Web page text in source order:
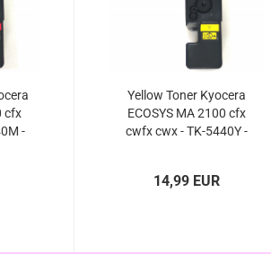
cfx
-
Yellow Toner Kyocera
ECOSYS MA 2100 cfx
cwfx cwx - TK-5440Y -
14,99 EUR